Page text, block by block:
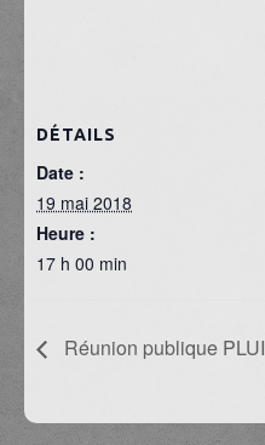
DÉTAILS
Date :
19 mai 2018
Heure :
17 h 00 min
Réunion publique PLUI